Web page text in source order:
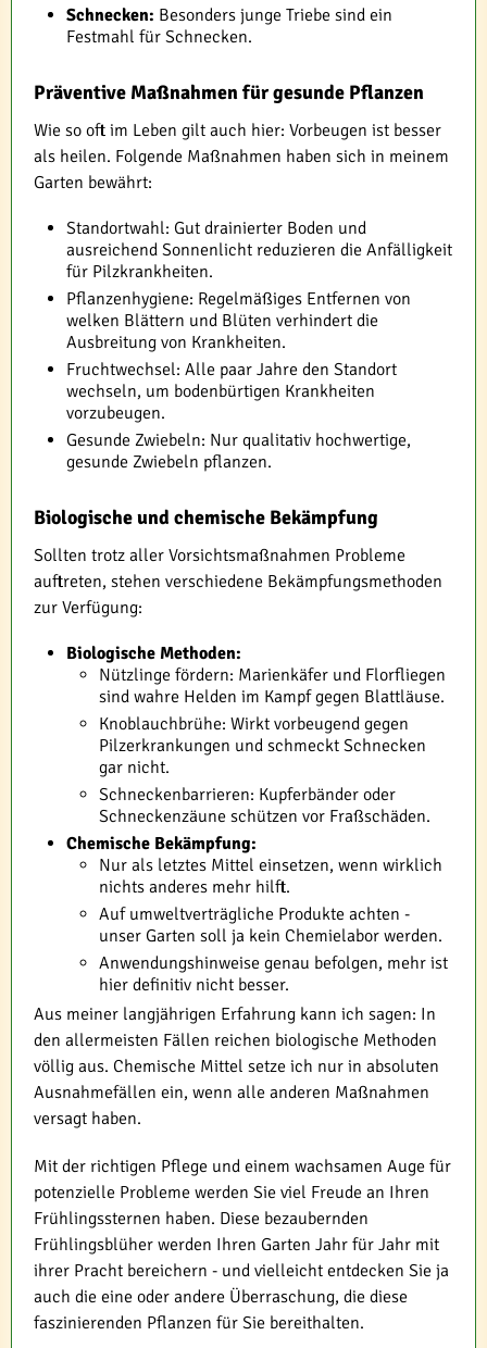
Schnecken: Besonders junge Triebe sind ein
Festmahl für Schnecken.
Präventive Maßnahmen für gesunde Pflanzen
Wie so oft im Leben gilt auch hier: Vorbeugen ist besser
als heilen. Folgende Maßnahmen haben sich in meinem
Garten bewährt:
Standortwahl: Gut drainierter Boden und
ausreichend Sonnenlicht reduzieren die Anfälligkeit
für Pilzkrankheiten.
Pflanzenhygiene: Regelmäßiges Entfernen von
welken Blättern und Blüten verhindert die
Ausbreitung von Krankheiten.
Fruchtwechsel: Alle paar Jahre den Standort
wechseln, um bodenbürtigen Krankheiten
vorzubeugen.
Gesunde Zwiebeln: Nur qualitativ hochwertige,
gesunde Zwiebeln pflanzen.
Biologische und chemische Bekämpfung
Sollten trotz aller Vorsichtsmaßnahmen Probleme
auftreten, stehen verschiedene Bekämpfungsmethoden
zur Verfügung:
Biologische Methoden:
Nützlinge fördern: Marienkäfer und Florfliegen
sind wahre Helden im Kampf gegen Blattläuse.
Knoblauchbrühe: Wirkt vorbeugend gegen
Pilzerkrankungen und schmeckt Schnecken
gar nicht.
Schneckenbarrieren: Kupferbänder oder
Schneckenzäune schützen vor Fraßschäden.
Chemische Bekämpfung:
Nur als letztes Mittel einsetzen, wenn wirklich
nichts anderes mehr hilft.
Auf umweltverträgliche Produkte achten -
unser Garten soll ja kein Chemielabor werden.
Anwendungshinweise genau befolgen, mehr ist
hier definitiv nicht besser.
Aus meiner langjährigen Erfahrung kann ich sagen: In
den allermeisten Fällen reichen biologische Methoden
völlig aus. Chemische Mittel setze ich nur in absoluten
Ausnahmefällen ein, wenn alle anderen Maßnahmen
versagt haben.
Mit der richtigen Pflege und einem wachsamen Auge für
potenzielle Probleme werden Sie viel Freude an Ihren
Frühlingssternen haben. Diese bezaubernden
Frühlingsblüher werden Ihren Garten Jahr für Jahr mit
ihrer Pracht bereichern - und vielleicht entdecken Sie ja
auch die eine oder andere Überraschung, die diese
faszinierenden Pflanzen für Sie bereithalten.